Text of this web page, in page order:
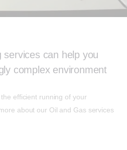
can help you
complex environment
efficient running of your
about our Oil and Gas services